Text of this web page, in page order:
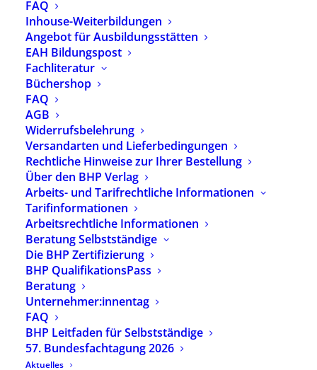
FAQ
Inhouse-Weiterbildungen
Angebot für Ausbildungsstätten
EAH Bildungspost
Fachliteratur
Büchershop
FAQ
AGB
Widerrufsbelehrung
Versandarten und Lieferbedingungen
Rechtliche Hinweise zur Ihrer Bestellung
Über den BHP Verlag
Arbeits- und Tarifrechtliche Informationen
Tarifinformationen
Arbeitsrechtliche Informationen
Beratung Selbstständige
Die BHP Zertifizierung
BHP QualifikationsPass
Beratung
Unternehmer:innentag
FAQ
BHP Leitfaden für Selbstständige
57. Bundesfachtagung 2026
Aktuelles
Heilpädagoginn
en und
Heilpädagogen
heute in
Deutschland